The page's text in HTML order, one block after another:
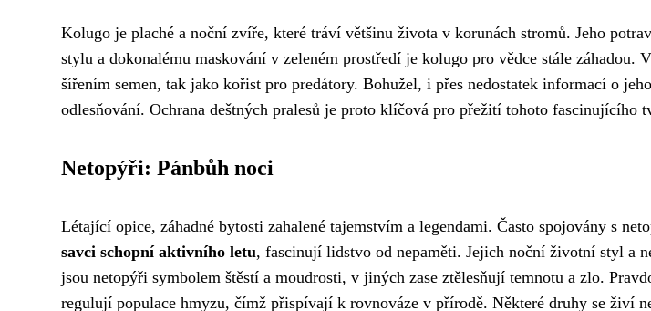
Kolugo je plaché a noční zvíře, které tráví většinu života v korunách stromů. Jeho
stylu a dokonalému maskování v zeleném prostředí je kolugo pro vědce stále záhadou.
šířením semen, tak jako kořist pro predátory. Bohužel, i přes nedostatek informací o
odlesňování. Ochrana deštných pralesů je proto klíčová pro přežití tohoto fascinujícího
Netopýři: Pánbůh noci
Létající opice, záhadné bytosti zahalené tajemstvím a legendami. Často spojovány s
savci schopní aktivního letu, fascinují lidstvo od nepaměti. Jejich noční životní styl a
jsou netopýři symbolem štěstí a moudrosti, v jiných zase ztělesňují temnotu a zlo.
regulují populace hmyzu, čímž přispívají k rovnováze v přírodě. Některé druhy se živí